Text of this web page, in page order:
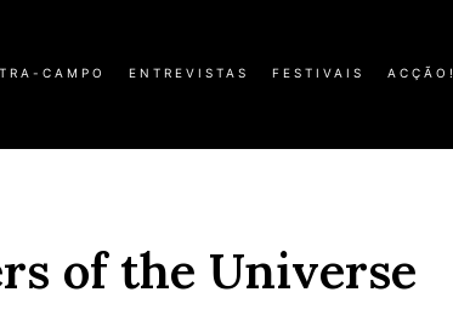
CAMPO ENTREVISTAS FESTIVAIS ACÇÃO!
of the Universe